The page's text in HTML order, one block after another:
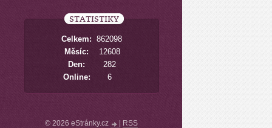
STATISTIKY
Online: 6
Celkem: 862098
Měsíc:
12608
Den:
282
© 2026 eStránky.cz RSS